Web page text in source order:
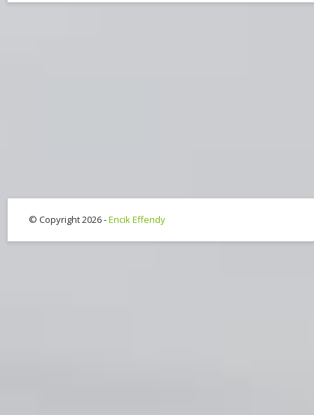
© Copyright 2026 -Encik Effendy